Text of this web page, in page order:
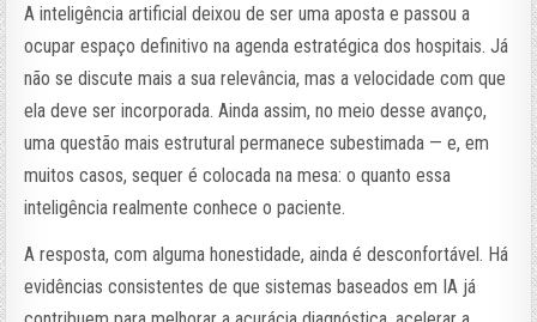
A inteligência artificial deixou de ser uma aposta e passou a
ocupar espaço definitivo na agenda estratégica dos hospitais. Já
não se discute mais a sua relevância, mas a velocidade com que
ela deve ser incorporada. Ainda assim, no meio desse avanço,
uma questão mais estrutural permanece subestimada — e, em
muitos casos, sequer é colocada na mesa: o quanto essa
inteligência realmente conhece o paciente.
A resposta, com alguma honestidade, ainda é desconfortável. Há
evidências consistentes de que sistemas baseados em IA já